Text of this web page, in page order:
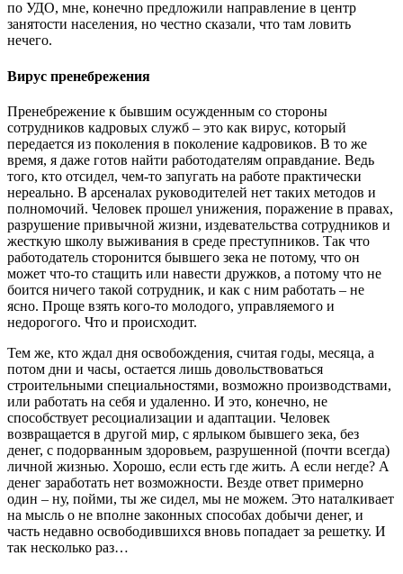
по УДО, мне, конечно предложили направление в центр
занятости населения, но честно сказали, что там ловить
нечего.
Вирус пренебрежения
Пренебрежение к бывшим осужденным со стороны
сотрудников кадровых служб – это как вирус, который
передается из поколения в поколение кадровиков. В то же
время, я даже готов найти работодателям оправдание. Ведь
того, кто отсидел, чем-то запугать на работе практически
нереально. В арсеналах руководителей нет таких методов и
полномочий. Человек прошел унижения, поражение в правах,
разрушение привычной жизни, издевательства сотрудников и
жесткую школу выживания в среде преступников. Так что
работодатель сторонится бывшего зека не потому, что он
может что-то стащить или навести дружков, а потому что не
боится ничего такой сотрудник, и как с ним работать – не
ясно. Проще взять кого-то молодого, управляемого и
недорогого. Что и происходит.
Тем же, кто ждал дня освобождения, считая годы, месяца, а
потом дни и часы, остается лишь довольствоваться
строительными специальностями, возможно производствами,
или работать на себя и удаленно. И это, конечно, не
способствует ресоциализации и адаптации. Человек
возвращается в другой мир, с ярлыком бывшего зека, без
денег, с подорванным здоровьем, разрушенной (почти всегда)
личной жизнью. Хорошо, если есть где жить. А если негде? А
денег заработать нет возможности. Везде ответ примерно
один – ну, пойми, ты же сидел, мы не можем. Это наталкивает
на мысль о не вполне законных способах добычи денег, и
часть недавно освободившихся вновь попадает за решетку. И
так несколько раз…